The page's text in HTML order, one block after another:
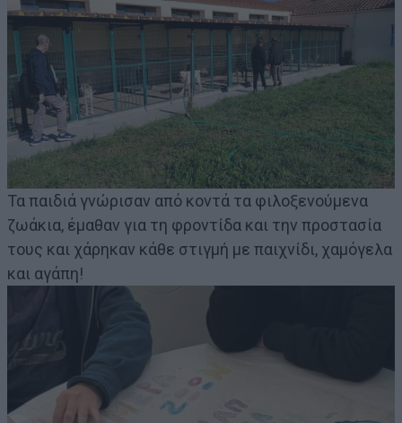
Τα παιδιά γνώρισαν από κοντά τα φιλοξενούμενα
ζωάκια, έμαθαν για τη φροντίδα και την προστασία
τους και χάρηκαν κάθε στιγμή με παιχνίδι, χαμόγελα
και αγάπη!